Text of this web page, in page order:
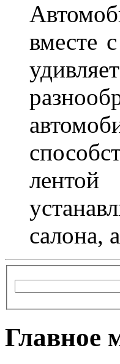
вместе
лентой
салона,
Главное